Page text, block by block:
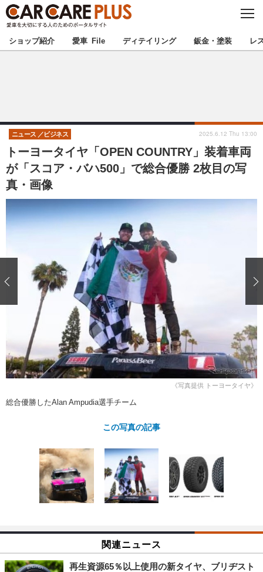
C
S
E
★カーケアプラス認定★ 厳選プロショップを地域から探す
甲信越 北陸
東海 関西
中国
九州
ショップレポート
自動車豆知識 ストップ！不具合修理＆粗悪修理
鈑金・塗装
ディテイリング
ディテイリング
ヘッドライト磨き コーティング
フィルム・ラッピング
鈑金・塗装
小キズ直し
特集記事
ストップ 不具合修理＆粗悪修理
カーメーカー「旧車」関連プロジェ
クト
コラム
ショップ紹介
ショップレポート プロショップ検索
レストア
ェクト
コラム
ショップ紹介 愛車 File ディテイリング 鈑金・塗装 レ
トーヨータイヤ「OPEN COUNTRY」装着車両
が「スコア・バハ500」で総合優勝 2枚目の写
真・画像
ニュース ビジネス 2025.6.12 Thu 13:00
《写真提供 トーヨータイヤ》
総合優勝したAlan Ampudia選手チーム
この写真の記事
関連ニュース
再生資源65％以上使用の新タイヤ、ブリヂスト